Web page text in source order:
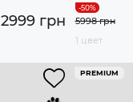
2999 грн
5998 грн
1 цвет
PREMIUM